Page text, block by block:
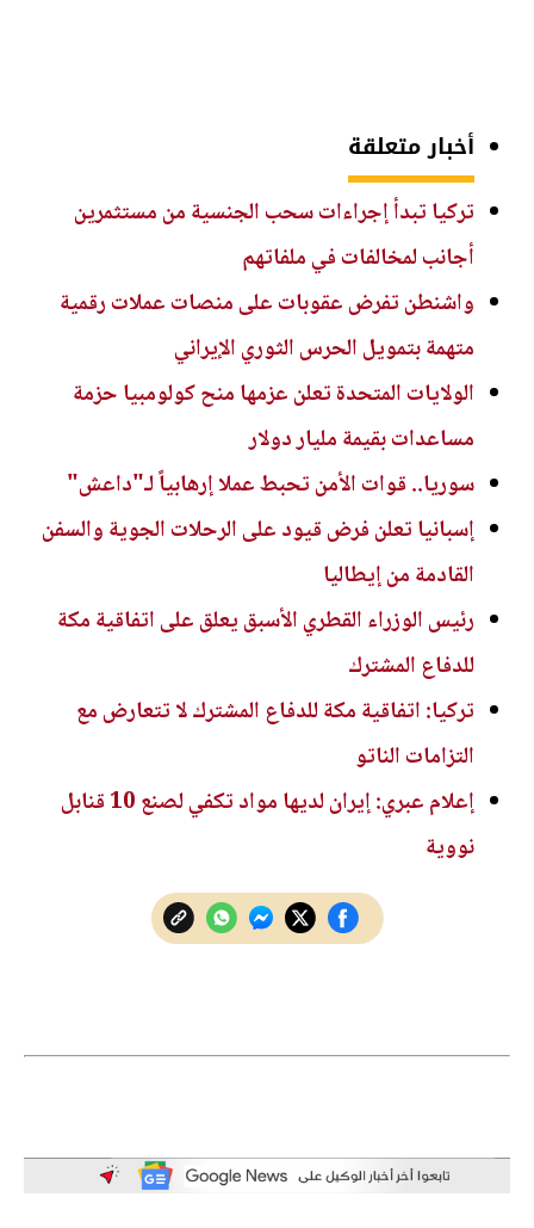
أخبار متعلقة
تركيا تبدأ إجراءات سحب الجنسية من مستثمرين
أجانب لمخالفات في ملفاتهم
واشنطن تفرض عقوبات على منصات عملات رقمية
متهمة بتمويل الحرس الثوري الإيراني
الولايات المتحدة تعلن عزمها منح كولومبيا حزمة
مساعدات بقيمة مليار دولار
سوريا.. قوات الأمن تحبط عملا إرهابياً لـ"داعش"
إسبانيا تعلن فرض قيود على الرحلات الجوية والسفن
القادمة من إيطاليا
رئيس الوزراء القطري الأسبق يعلق على اتفاقية مكة
للدفاع المشترك
تركيا: اتفاقية مكة للدفاع المشترك لا تتعارض مع
التزامات الناتو
إعلام عبري: إيران لديها مواد تكفي لصنع 10 قنابل
نووية